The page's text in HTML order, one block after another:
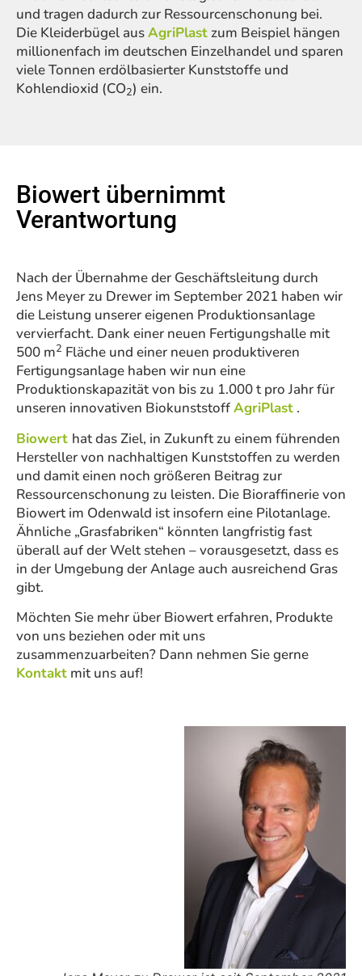
und tragen dadurch zur Ressourcenschonung bei.
Die Kleiderbügel ausAgriPlast zum Beispiel hängen
millionenfach im deutschen Einzelhandel und sparen
viele Tonnen erdölbasierter Kunststoffe und
Kohlendioxid (CO2) ein.
Biowert übernimmt
Verantwortung
Nach der Übernahme der Geschäftsleitung durch
Jens Meyer zu Drewer im September 2021 haben wir
die Leistung unserer eigenen Produktionsanlage
vervierfacht. Dank einer neuen Fertigungshalle mit
500 m2 Fläche und einer neuen produktiveren
Fertigungsanlage haben wir nun eine
Produktionskapazität von bis zu 1.000 t pro Jahr für
unseren innovativen BiokunststoffAgriPlast .
Biowert hat das Ziel, in Zukunft zu einem führenden
Hersteller von nachhaltigen Kunststoffen zu werden
und damit einen noch größeren Beitrag zur
Ressourcenschonung zu leisten. Die Bioraffinerie von
Biowert im Odenwald ist insofern eine Pilotanlage.
Ähnliche „Grasfabriken“ könnten langfristig fast
überall auf der Welt stehen – vorausgesetzt, dass es
in der Umgebung der Anlage auch ausreichend Gras
gibt.
Möchten Sie mehr über Biowert erfahren, Produkte
von uns beziehen oder mit uns
zusammenzuarbeiten? Dann nehmen Sie gerne
Kontakt mit uns auf!